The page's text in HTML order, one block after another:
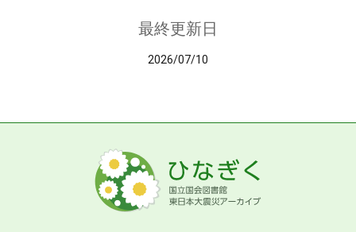
最終更新日
2026/07/10